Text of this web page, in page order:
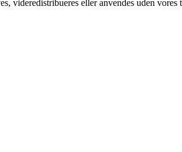
videredistribueres eller anvendes uden vores